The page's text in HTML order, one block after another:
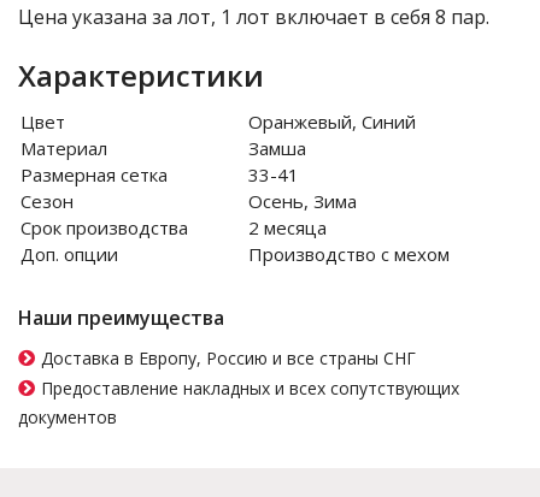
Цена указана за лот, 1 лот включает в себя 8 пар.
Характеристики
Цвет
Оранжевый, Синий
Материал
Замша
Размерная сетка
33-41
Сезон
Осень, Зима
Срок производства
2 месяца
Доп. опции
Производство с мехом
Наши преимущества
Доставка в Европу, Россию и все страны СНГ
Предоставление накладных и всех сопутствующих
документов